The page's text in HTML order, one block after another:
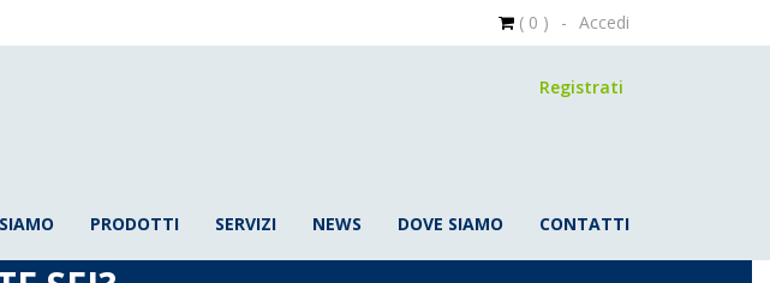
( 0 ) - Accedi
Registrati
PRODOTTI SERVIZI NEWS DOVE SIAMO CONTATTI